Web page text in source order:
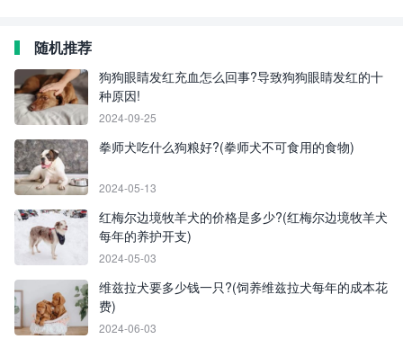
随机推荐
狗狗眼睛发红充血怎么回事?导致狗狗眼睛发红的十
种原因!
2024-09-25
拳师犬吃什么狗粮好?(拳师犬不可食用的食物)
2024-05-13
红梅尔边境牧羊犬的价格是多少?(红梅尔边境牧羊犬
每年的养护开支)
2024-05-03
维兹拉犬要多少钱一只?(饲养维兹拉犬每年的成本花
费)
2024-06-03